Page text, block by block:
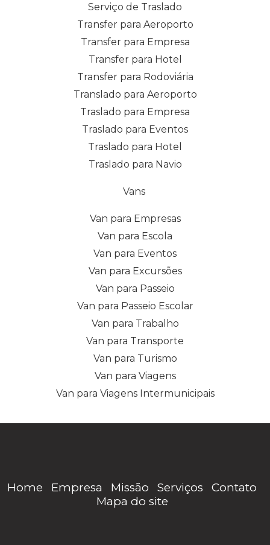
Serviço de Traslado
Transfer para Aeroporto
Transfer para Empresa
Transfer para Hotel
Transfer para Rodoviária
Translado para Aeroporto
Traslado para Empresa
Traslado para Eventos
Traslado para Hotel
Traslado para Navio
Vans
Van para Empresas
Van para Escola
Van para Eventos
Van para Excursões
Van para Passeio
Van para Passeio Escolar
Van para Trabalho
Van para Transporte
Van para Turismo
Van para Viagens
Van para Viagens Intermunicipais
Home Empresa Missão Serviços
Contato
Mapa do site